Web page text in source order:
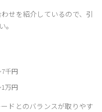
せを紹介しているので、引
。
千円
万円
ドとのバランスが取りやす